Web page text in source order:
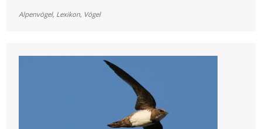
Alpenvögel, Lexikon, Vögel